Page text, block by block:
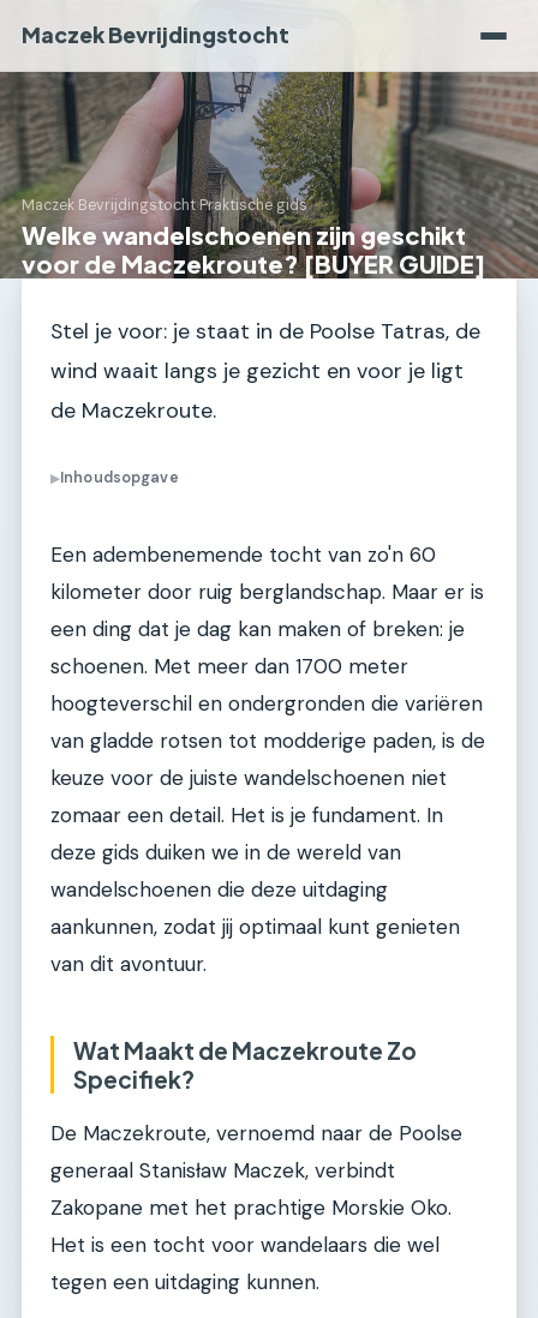
Maczek Bevrijdingstocht
Maczek Bevrijdingstocht›Praktische gids
Welke wandelschoenen zijn geschikt
voor de Maczekroute? [BUYER GUIDE]
Stel je voor: je staat in de Poolse Tatras, de
wind waait langs je gezicht en voor je ligt
de Maczekroute.
▶Inhoudsopgave
Een adembenemende tocht van zo'n 60
kilometer door ruig berglandschap. Maar er is
een ding dat je dag kan maken of breken: je
schoenen. Met meer dan 1700 meter
hoogteverschil en ondergronden die variëren
van gladde rotsen tot modderige paden, is de
keuze voor de juiste wandelschoenen niet
zomaar een detail. Het is je fundament. In
deze gids duiken we in de wereld van
wandelschoenen die deze uitdaging
aankunnen, zodat jij optimaal kunt genieten
van dit avontuur.
Wat Maakt de Maczekroute Zo
Specifiek?
De Maczekroute, vernoemd naar de Poolse
generaal Stanisław Maczek, verbindt
Zakopane met het prachtige Morskie Oko.
Het is een tocht voor wandelaars die wel
tegen een uitdaging kunnen.